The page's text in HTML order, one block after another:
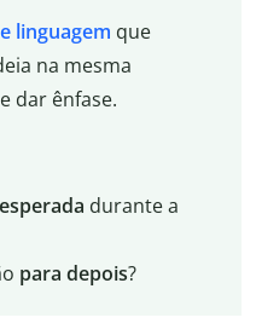
linguagem que
na mesma
dar ênfase.
durante a
para depois?